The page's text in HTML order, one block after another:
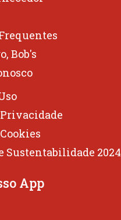
Bob's
Sustentabilidade 2024
App